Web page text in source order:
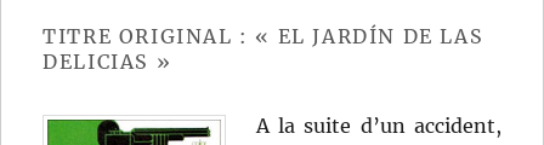
Sacha
TITRE ORIGINAL : « EL JARDÍN DE LAS
DELICIAS »
A la suite d’un accident,